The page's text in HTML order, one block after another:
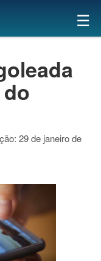
×
☰
29 de janeiro de